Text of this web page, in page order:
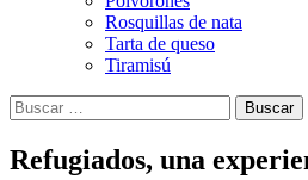
Rosquillas de nata
Tarta de queso
Tiramisú
Buscar:
Refugiados, una